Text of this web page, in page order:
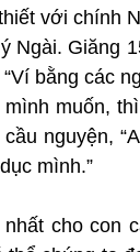
với chính
Ngài. Giăng
bằng các
muốn,
nguyện,
mình.”
cho con